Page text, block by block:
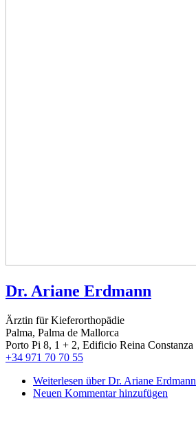
Dr. Ariane Erdmann
Ärztin für Kieferorthopädie
Palma, Palma de Mallorca
Porto Pi 8, 1 + 2, Edificio Reina Constanza
+34 971 70 70 55
Weiterlesen über Dr. Ariane Erdmann
Neuen Kommentar hinzufügen